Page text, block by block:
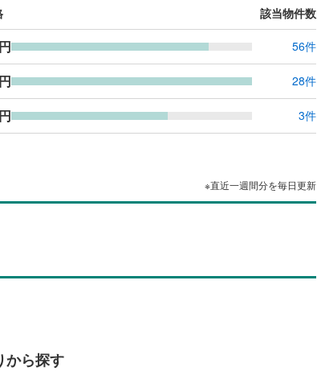
該当物件数
56件
28件
3件
※直近一週間分を毎日更新
から探す